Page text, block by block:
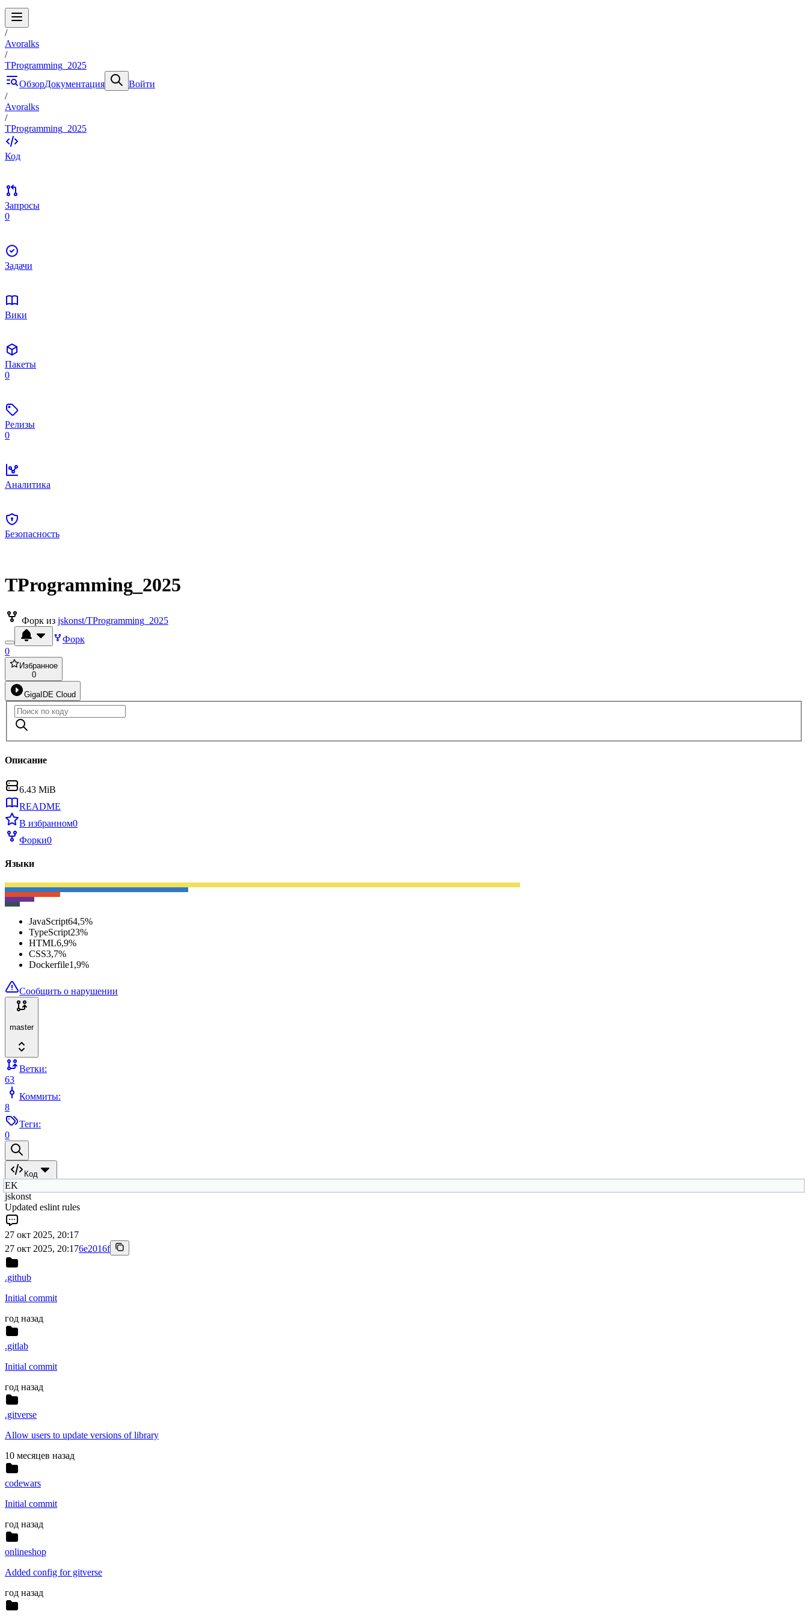
/
Avoralks
/
TProgramming_2025
ОбзорДокументация
Войти
/
Avoralks
/
TProgramming_2025
Код
Запросы
0
Задачи
Вики
Пакеты
0
Релизы
0
Аналитика
Безопасность
TProgramming_2025
Форк из jskonst/TProgramming_2025
Форк
0
Избранное
0
GigaIDE Cloud
Описание
6.43 MiB
README
В избранном0
Форки0
Языки
JavaScript64,5%
TypeScript23%
HTML6,9%
CSS3,7%
Dockerfile1,9%
Сообщить о нарушении
master
Ветки:
63
Коммиты:
8
Теги:
0
Код
EK
jskonst
Updated eslint rules
27 окт 2025, 20:17
27 окт 2025, 20:176e2016f
.github
Initial commit
год назад
.gitlab
Initial commit
год назад
.gitverse
Allow users to update versions of library
10 месяцев назад
codewars
Initial commit
год назад
onlineshop
Added config for gitverse
год назад